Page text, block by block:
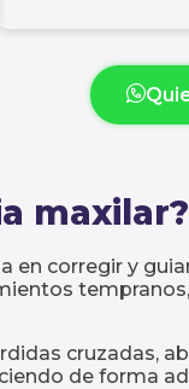
maxilar?
en corregir y
cruzadas,
de forma